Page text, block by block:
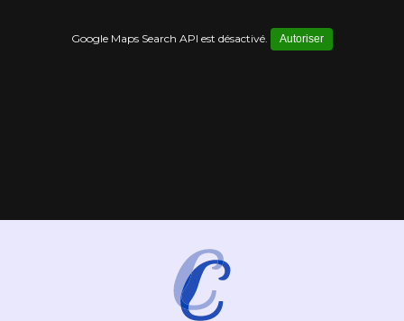
Google Maps Search API est désactivé. Autoriser